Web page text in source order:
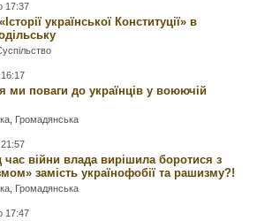
17:37
української Конституції» в
16:17
ми поваги до українців у воюючій
, Громадянська
21:57
час війни влада вирішила боротися з
замість українофобії та рашизму?!
, Громадянська
17:47